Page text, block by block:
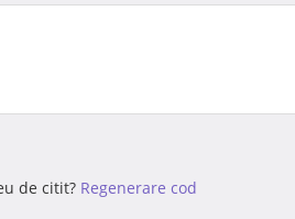
de citit? Regenerare cod